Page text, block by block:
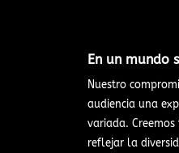
En un mundo
Nuestro
audiencia una
variada.
reflejar la